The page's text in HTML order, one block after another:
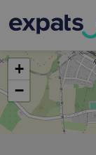
+
−